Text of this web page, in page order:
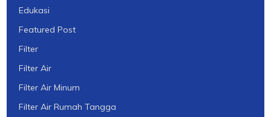
Edukasi
Featured Post
Filter
Filter Air
Filter Air Minum
Filter Air Rumah Tangga